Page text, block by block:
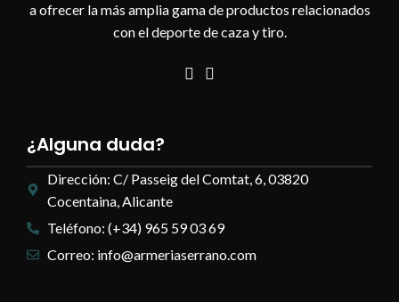
a ofrecer la más amplia gama de productos relacionados
con el deporte de caza y tiro.
¿Alguna duda?
Dirección: C/ Passeig del Comtat, 6, 03820
Cocentaina, Alicante
Teléfono: (+34) 965 59 03 69
Correo: info@armeriaserrano.com